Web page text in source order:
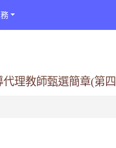
理教師甄選簡章(第